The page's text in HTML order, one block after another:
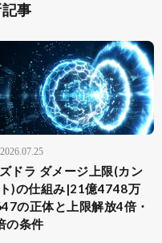
事
2026.07.25
ドラ ダメージ上限(カン
)の仕組み|21億4748万
の正体と上限解放4倍・
の条件